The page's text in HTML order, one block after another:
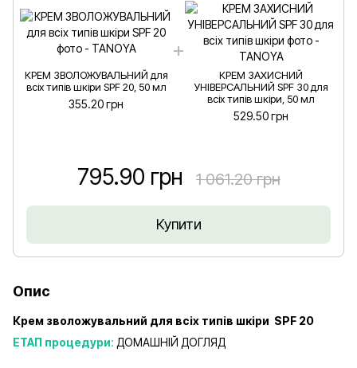
КРЕМ ЗВОЛОЖУВАЛЬНИЙ для
всіх типів шкіри SPF 20, 50 мл
355.20 грн
КРЕМ ЗАХИСНИЙ
УНІВЕРСАЛЬНИЙ SPF 30 для
всіх типів шкіри, 50 мл
529.50 грн
795.90 грн 1 061.20 грн
Купити
Опис
Крем зволожувальний для всіх типів шкіри SPF 20
ЕТАП процедури: ДОМАШНІЙ ДОГЛЯД